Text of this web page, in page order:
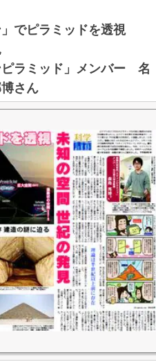
でピラミッドを透視
ピラミッド」メンバー 名
さん